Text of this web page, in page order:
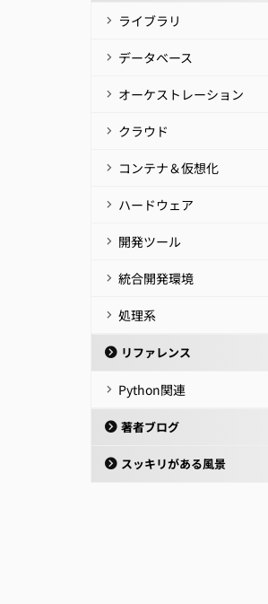
ライブラリ
データベース
オーケストレーション
クラウド
コンテナ＆仮想化
ハードウェア
開発ツール
統合開発環境
処理系
リファレンス
Python関連
著者ブログ
スッキリがある風景